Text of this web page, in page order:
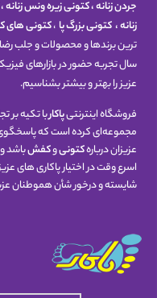
جردن زنانه،کتونی زیره ونس زنانه
زنانه، کتونیبزرگ پا ،کتونی های
ترین برندها و محصولات و جلب
سال تجربه حضور در بازارهای
عزیز را بهتر و بیشتر بشناسیم.
فروشگاه اینترنتیپاکاربا تکیه بر
مجموعه‌ای کرده است که
عزیزان دربارهکتونیوکفشباشد
اسرع وقت در اختیار پاکاری های
شایسته و درخور شأن هموطنان